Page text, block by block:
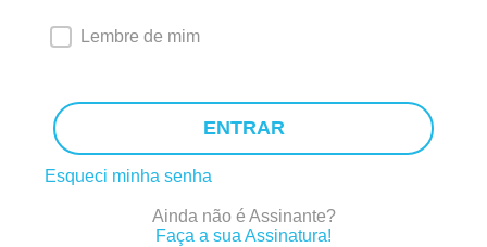
Lembre de mim
ENTRAR
Esqueci minha senha
Ainda não é Assinante?
Faça a sua Assinatura!